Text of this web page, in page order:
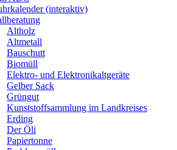
(interaktiv)
Altholz
Altmetall
Bauschutt
Biomüll
Elektro- und Elektronikaltgeräte
Gelber Sack
Grüngut
Kunststoffsammlung im Landkreises
Erding
Der Öli
Papiertonne